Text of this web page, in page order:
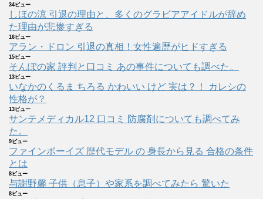
34ビュー
しほの涼 引退の理由と、多くのグラビアアイドルが辞め
た理由が悲惨すぎる
16ビュー
アラン・ドロン 引退の真相！女性遍歴がヒドすぎる
15ビュー
そんぽの家 評判と口コミ あの事件についても調べた。
13ビュー
いなかのくるま ちろる かわいい けど 実は？！ カレシの
性格が？
13ビュー
サンテメディカル12 口コミ 防腐剤についても調べてみ
た。
9ビュー
ファインボーイズ 歴代モデル の 身長から見る 合格の条件
とは
8ビュー
与謝野馨 子供（息子）や家系を調べてみたら 驚いた
8ビュー